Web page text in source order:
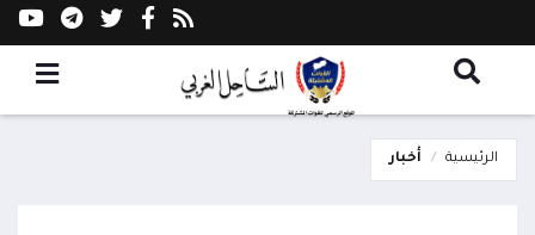
الرئيسية أخبار